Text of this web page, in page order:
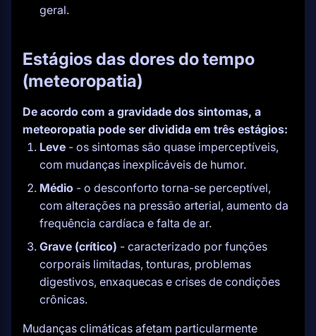
geral.
Estágios das dores do tempo
(meteoropatia)
De acordo com a gravidade dos sintomas, a
meteoropatia pode ser dividida em três estágios:
Leve - os sintomas são quase imperceptíveis,
com mudanças inexplicáveis de humor.
Médio - o desconforto torna-se perceptível,
com alterações na pressão arterial, aumento da
frequência cardíaca e falta de ar.
Grave (crítico) - caracterizado por funções
corporais limitadas, tonturas, problemas
digestivos, enxaquecas e crises de condições
crônicas.
Mudanças climáticas afetam particularmente